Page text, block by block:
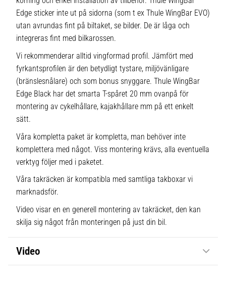
Edge sticker inte ut på sidorna (som t ex Thule WingBar EVO)
utan avrundas fint på biltaket, se bilder. De är låga och
integreras fint med bilkarossen.
Vi rekommenderar alltid vingformad profil. Jämfört med
fyrkantsprofilen är den betydligt tystare, miljövänligare
(bränslesnålare) och som bonus snyggare. Thule WingBar
Edge Black har det smarta T-spåret 20 mm ovanpå för
montering av cykelhållare, kajakhållare mm på ett enkelt
sätt.
Våra kompletta paket är kompletta, man behöver inte
komplettera med något. Viss montering krävs, alla eventuella
verktyg följer med i paketet.
Våra takräcken är kompatibla med samtliga takboxar vi
marknadsför.
Video visar en en generell montering av takräcket, den kan
skilja sig något från monteringen på just din bil.
Video